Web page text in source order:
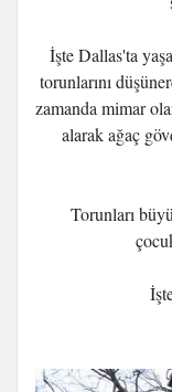
İşte Dallas'ta
torunlarını
zamanda mimar
alarak ağaç
Torunları